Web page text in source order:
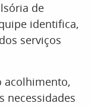
de
identifica,
serviços
acolhimento,
necessidades